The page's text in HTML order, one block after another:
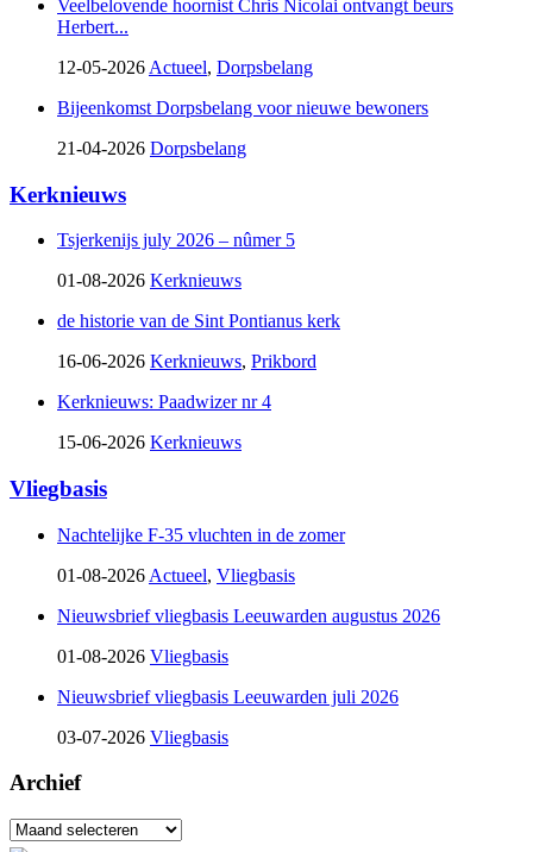
Veelbelovende hoornist Chris Nicolai ontvangt beurs
Herbert...
12-05-2026 Actueel, Dorpsbelang
Bijeenkomst Dorpsbelang voor nieuwe bewoners
21-04-2026 Dorpsbelang
Kerknieuws
Tsjerkenijs july 2026 – nûmer 5
01-08-2026 Kerknieuws
de historie van de Sint Pontianus kerk
16-06-2026 Kerknieuws, Prikbord
Kerknieuws: Paadwizer nr 4
15-06-2026 Kerknieuws
Vliegbasis
Nachtelijke F-35 vluchten in de zomer
01-08-2026 Actueel, Vliegbasis
Nieuwsbrief vliegbasis Leeuwarden augustus 2026
01-08-2026 Vliegbasis
Nieuwsbrief vliegbasis Leeuwarden juli 2026
03-07-2026 Vliegbasis
Archief
Archief